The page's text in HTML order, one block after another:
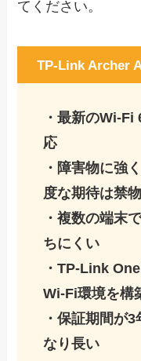
てください。
TP-Link Archer
・最新のWi-Fi
応
・障害物に強
度な期待は禁
・複数の端末
ちにくい
・TP-Link
Wi-Fi環境を構
・保証期間が
なり長い